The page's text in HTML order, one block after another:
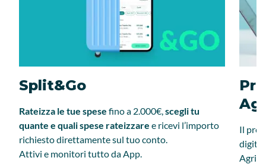
Split&Go
Rateizza le tue spese fino a 2.000€,scegli tu
quante e quali spese rateizzare e ricevi l’importo
richiesto direttamente sul tuo conto.
Attivi e monitori tutto da App.
Il